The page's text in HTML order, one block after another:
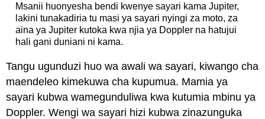
Msanii huonyesha bendi kwenye sayari kama Jupiter,
lakini tunakadiria tu masi ya sayari nyingi za moto, za
aina ya Jupiter kutoka kwa njia ya Doppler na hatujui
hali gani duniani ni kama.
Tangu ugunduzi huo wa awali wa sayari, kiwango cha
maendeleo kimekuwa cha kupumua. Mamia ya
sayari kubwa wamegunduliwa kwa kutumia mbinu ya
Doppler. Wengi wa sayari hizi kubwa zinazunguka